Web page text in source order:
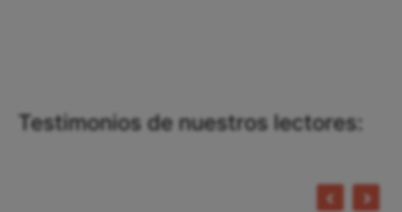
Testimonios de nuestros lectores: